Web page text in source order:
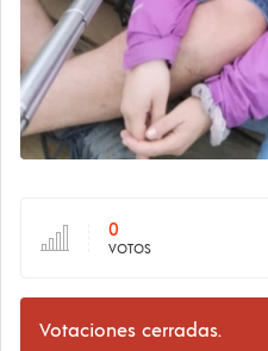
0
VOTOS
Votaciones cerradas.